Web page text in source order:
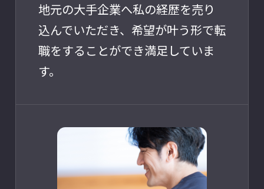
地元の大手企業へ私の経歴を売り
込んでいただき、希望が叶う形で転
職をすることができ満足していま
す。